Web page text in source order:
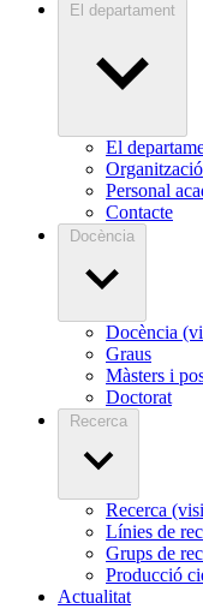
El departament
El
Organització
Personal
Contacte
Docència
Docència
Graus
Màsters i
Doctorat
Recerca
Recerca
Línies de
Grups de
Producció
Actualitat